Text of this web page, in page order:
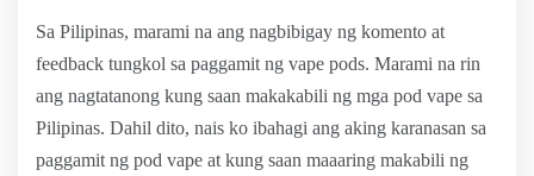
Sa Pilipinas, marami na ang nagbibigay ng komento at
feedback tungkol sa paggamit ng vape pods. Marami na rin
ang nagtatanong kung saan makakabili ng mga pod vape sa
Pilipinas. Dahil dito, nais ko ibahagi ang aking karanasan sa
paggamit ng pod vape at kung saan maaaring makabili ng